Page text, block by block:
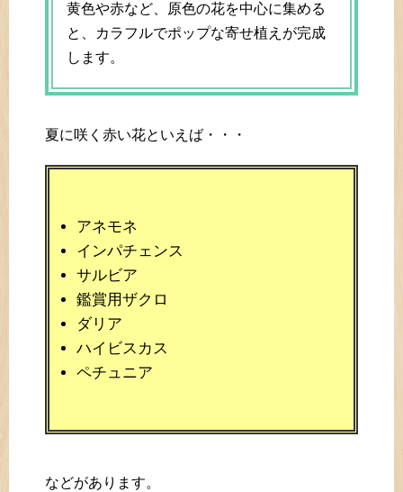
黄色や赤など、原色の花を中心に集める
と、カラフルでポップな寄せ植えが完成
します。
夏に咲く赤い花といえば・・・
アネモネ
インパチェンス
サルビア
鑑賞用ザクロ
ダリア
ハイビスカス
ペチュニア
などがあります。